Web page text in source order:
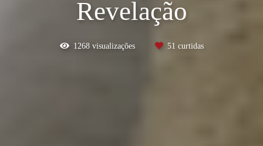
Revelação
1268visualizações 51 curtidas